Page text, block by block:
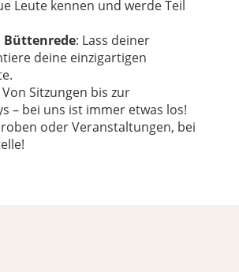
Leute kennen und werde Teil
Büttenrede: Lass deiner
deine einzigartigen
Von Sitzungen bis zur
– bei uns ist immer etwas los!
oder Veranstaltungen, bei